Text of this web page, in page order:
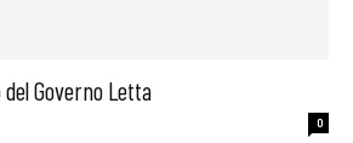
Governo Letta
0